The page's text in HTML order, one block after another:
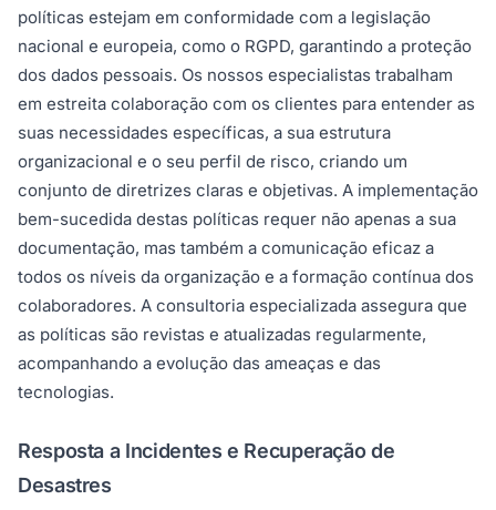
políticas estejam em conformidade com a legislação
nacional e europeia, como o RGPD, garantindo a proteção
dos dados pessoais. Os nossos especialistas trabalham
em estreita colaboração com os clientes para entender as
suas necessidades específicas, a sua estrutura
organizacional e o seu perfil de risco, criando um
conjunto de diretrizes claras e objetivas. A implementação
bem-sucedida destas políticas requer não apenas a sua
documentação, mas também a comunicação eficaz a
todos os níveis da organização e a formação contínua dos
colaboradores. A consultoria especializada assegura que
as políticas são revistas e atualizadas regularmente,
acompanhando a evolução das ameaças e das
tecnologias.
Resposta a Incidentes e Recuperação de
Desastres